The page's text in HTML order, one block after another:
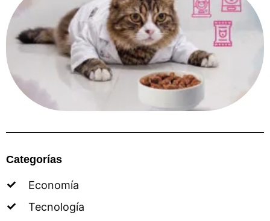
Categorías
Economía
Tecnología